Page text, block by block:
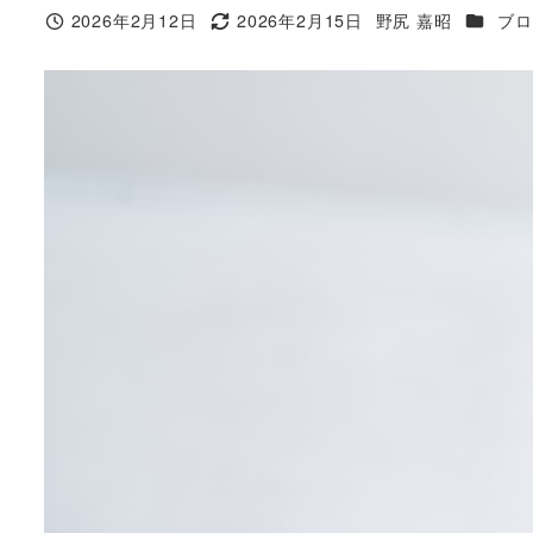
投稿日
2026年2月12日
更新日
2026年2月15日
著
野尻 嘉昭 カテゴ
ブ